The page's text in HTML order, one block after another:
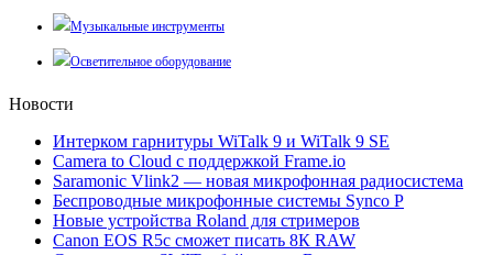
Музыкальные инструменты
Осветительное оборудование
Новости
Интерком гарнитуры WiTalk 9 и WiTalk 9 SE
Camera to Cloud с поддержкой Frame.io
Saramonic Vlink2 — новая микрофонная радиосистема
Беспроводные микрофонные системы Synco P
Новые устройства Roland для стримеров
Canon EOS R5c сможет писать 8К RAW